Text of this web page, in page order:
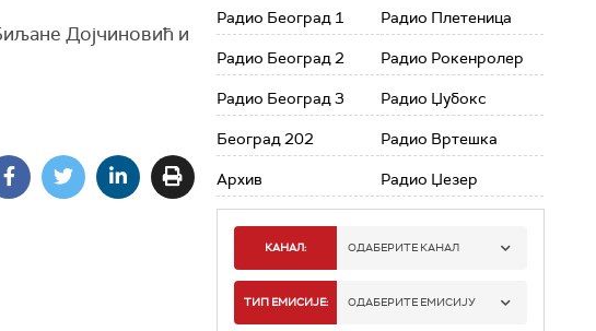
Дојчиновић и
Радио Београд 1
Радио Београд 2
Радио Београд 3
Београд 202
Архив
Радио Плетеница
Радио Рокенролер
Радио Џубокс
Радио Вртешка
Радио Џезер
КАНАЛ: ОДАБЕРИТЕ КАНАЛ
РАДИО БЕОГРАД 1
ТИП ЕМИСИЈЕ: ОДАБЕРИТЕ ЕМИСИЈУ